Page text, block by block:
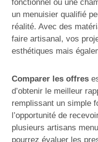
fonctionnel ou une
un menuisier qualifié
réalité. Avec des
faire artisanal, vos
esthétiques mais
Comparer les offres
d’obtenir le meilleur
remplissant un simple
l’opportunité de
plusieurs artisans
pourrez évaluer les